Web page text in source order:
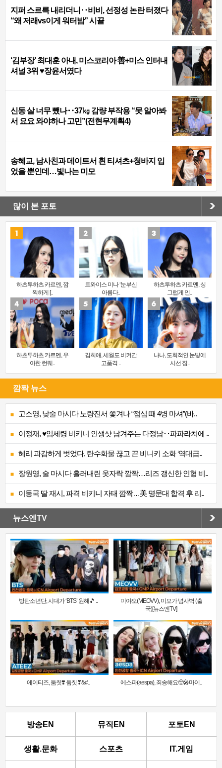
지퍼 스르륵 내리더니‥비비, 선정성 논란 터졌다
“왜 저래vs이게 워터밤” 시끌
‘김부장’ 최대훈 아내, 미스코리아 善+미스 인터내
셔널 3위 ♥장윤서였다
신동 살 너무 뺐나‥37㎏ 감량 부작용 “못 알아봐
서 요요 와야하나 고민”(전현무계획4)
송혜교, 남사친과 데이트서 흰 티셔츠+청바지 입
었을 뿐인데…빛나는 미모
많이 본 포토
하츠투하츠 카르멘, 깜
찍하게 [..
트와이스 미나 ‘눈부신
아름다..
하츠투하츠 카르멘, 싱
그럽게 인..
하츠투하츠 카르멘, 우
아한 런웨..
김희애, 세월도 비켜간
고품격 ..
나나, 도회적인 눈빛에
시선 집..
깜짝 뉴스
고소영, 낮술 마시다 노량진서 쫓겨나 “점심 때 4병 마셔”(바..
이정재, ♥임세령 비키니 인생샷 남겨주는 다정남‥파파라치에 ..
혜리 과감하게 벗었다, 탄수화물 끊고 끈 비니키 소화 ‘역대급..
장원영, 술 마시다 흘러내린 옷자락 깜짝…리즈 갱신한 인형 비..
이동국 딸 재시, 파격 비키니 자태 깜짝…美 명문대 합격 후 리..
뉴스엔TV
방탄소년단, 시대가 ‘BTS’ 원해🎵 ..
미야오(MEOVV), 미모가 넘사벽 (출
국)[뉴스엔TV]
에이티즈, 둠칫❣️ 둠칫❣&#.. 에스파(aespa), 죄송해요🥺🎤마이..
방송EN 뮤직EN 포토EN
생활.문화 스포츠 IT.게임